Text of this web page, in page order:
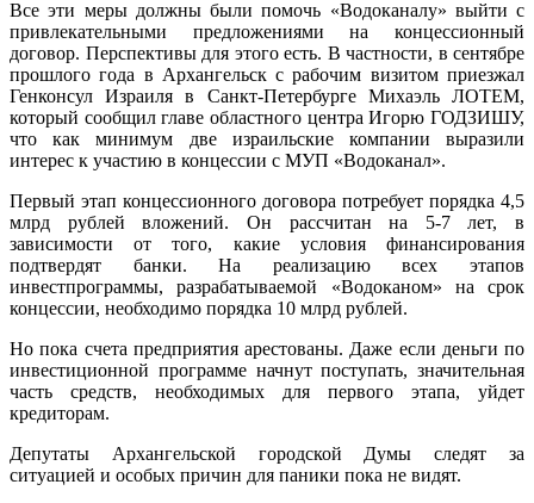
Все эти меры должны были помочь «Водоканалу» выйти с
привлекательными предложениями на концессионный
договор. Перспективы для этого есть. В частности, в сентябре
прошлого года в Архангельск с рабочим визитом приезжал
Генконсул Израиля в Санкт-Петербурге Михаэль ЛОТЕМ,
который сообщил главе областного центра Игорю ГОДЗИШУ,
что как минимум две израильские компании выразили
интерес к участию в концессии с МУП «Водоканал».
Первый этап концессионного договора потребует порядка 4,5
млрд руб­лей вложений. Он рассчитан на 5-7 лет, в
зависимости от того, какие условия финансирования
подтвердят банки. На реализацию всех этапов
инвестпрограммы, разрабатываемой «Водоканом» на срок
концессии, необходимо порядка 10 млрд рублей.
Но пока счета предприятия арестованы. Даже если деньги по
инвестиционной программе начнут поступать, значительная
часть средств, необходимых для первого этапа, уйдет
кредиторам.
Депутаты Архангельской городской Думы следят за
ситуацией и особых причин для паники пока не видят.